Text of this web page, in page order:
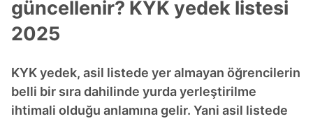
güncellenir? KYK yedek listesi
2025
KYK yedek, asil listede yer almayan öğrencilerin
belli bir sıra dahilinde yurda yerleştirilme
ihtimali olduğu anlamına gelir. Yani asil listede